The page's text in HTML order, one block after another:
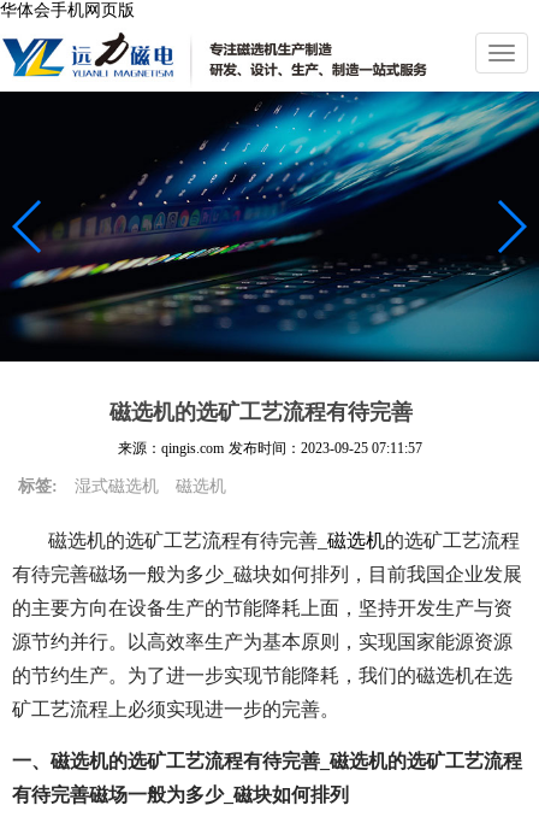
华体会手机网页版
切
换
导
航
磁选机的选矿工艺流程有待完善
来源：qingis.com 发布时间： 2023-09-25 07:11:57
标签: 湿式磁选机 磁选机
磁选机的选矿工艺流程有待完善_ 磁选机的选矿工艺流程
有待完善磁场一般为多少_磁块如何排列，目前我国企业发展
的主要方向在设备生产的节能降耗上面，坚持开发生产与资
源节约并行。以高效率生产为基本原则，实现国家能源资源
的节约生产。为了进一步实现节能降耗，我们的磁选机在选
矿工艺流程上必须实现进一步的完善。
一、磁选机的选矿工艺流程有待完善_磁选机的选矿工艺流程
有待完善磁场一般为多少_磁块如何排列